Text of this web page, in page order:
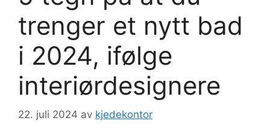
trenger et nytt bad
i 2024, ifølge
interiørdesignere
22. juli 2024 av kjedekontor